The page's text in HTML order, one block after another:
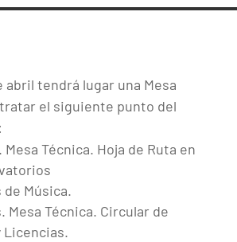
abril tendrá lugar una Mesa
el siguiente punto del
Mesa Técnica. Hoja de Ruta en
Música.
Mesa Técnica. Circular de
Licencias.